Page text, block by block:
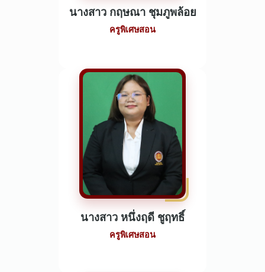
นางสาว กฤษณา ชุมภูพล้อย
ครูพิเศษสอน
นางสาว หนึ่งฤดี ชูฤทธิ์
ครูพิเศษสอน